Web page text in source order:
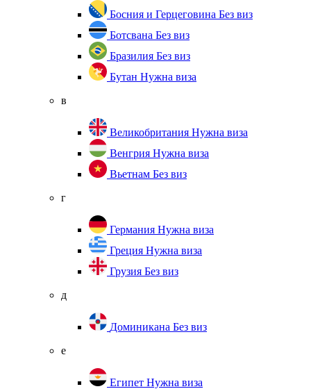
Босния и Герцеговина Без виз
Ботсвана Без виз
Бразилия Без виз
Бутан Нужна виза
в
Великобритания Нужна виза
Венгрия Нужна виза
Вьетнам Без виз
г
Германия Нужна виза
Греция Нужна виза
Грузия Без виз
д
Доминикана Без виз
е
Египет Нужна виза